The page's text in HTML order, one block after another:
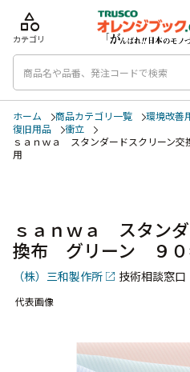
category
カテゴリ
ホーム 商品カテゴリ一覧 環境改善
復旧用品
衝立
ｓａｎｗａ スタンダードスクリーン
用
ｓａｎｗａ スタン
換布 グリーン ９０
（株）三和製作所 技術相談窓口
代表画像